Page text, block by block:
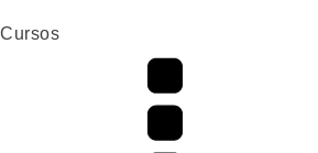
Cursos